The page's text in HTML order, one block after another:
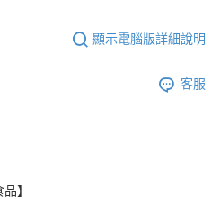
顯示電腦版詳細說明
客服
】